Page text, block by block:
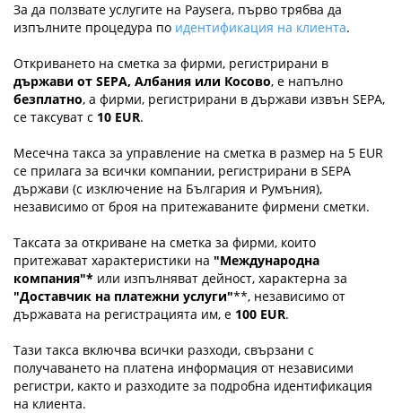
За да ползвате услугите на Paysera, първо трябва да
изпълните процедура по идентификация на клиента.
Откриването на сметка за фирми, регистрирани в
държави от SEPA, Албания или Косово, е напълно
безплатно, а фирми, регистрирани в държави извън SEPA,
се таксуват с 10 EUR.
Месечна такса за управление на сметка в размер на 5 EUR
се прилага за всички компании, регистрирани в SEPA
държави (с изключение на България и Румъния),
независимо от броя на притежаваните фирмени сметки.
Таксата за откриване на сметка за фирми, които
притежават характеристики на "Международна
компания"* или изпълняват дейност, характерна за
"Доставчик на платежни услуги"**, независимо от
държавата на регистрацията им, е 100 EUR.
Тази такса включва всички разходи, свързани с
получаването на платена информация от независими
регистри, както и разходите за подробна идентификация
на клиента.